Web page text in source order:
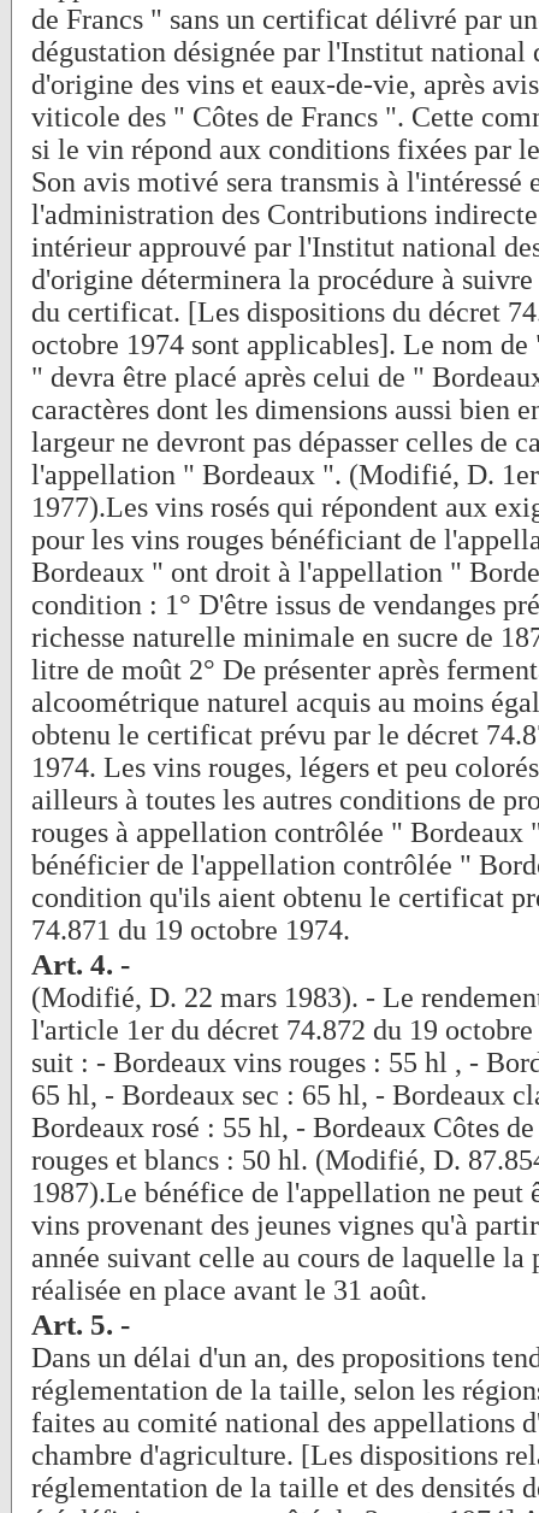
de Francs " sans un certificat délivré par
dégustation désignée par l'Institut national
d'origine des vins et eaux-de-vie, après
viticole des " Côtes de Francs ". Cette
si le vin répond aux conditions fixées par
Son avis motivé sera transmis à l'intéressé
l'administration des Contributions
intérieur approuvé par l'Institut national
d'origine déterminera la procédure à
du certificat. [Les dispositions du décret
octobre 1974 sont applicables]. Le nom de
" devra être placé après celui de "
caractères dont les dimensions aussi bien
largeur ne devront pas dépasser celles de
l'appellation " Bordeaux ". (Modifié, D.
1977).Les vins rosés qui répondent aux
pour les vins rouges bénéficiant de
Bordeaux " ont droit à l'appellation "
condition : 1° D'être issus de vendanges
richesse naturelle minimale en sucre de
litre de moût 2° De présenter après
alcoométrique naturel acquis au moins
obtenu le certificat prévu par le décret
1974. Les vins rouges, légers et peu
ailleurs à toutes les autres conditions de
rouges à appellation contrôlée " Bordeaux
bénéficier de l'appellation contrôlée "
condition qu'ils aient obtenu le certificat
74.871 du 19 octobre 1974.
Art. 4. -
(Modifié, D. 22 mars 1983). - Le
l'article 1er du décret 74.872 du 19
suit : - Bordeaux vins rouges : 55 hl , -
65 hl, - Bordeaux sec : 65 hl, - Bordeaux
Bordeaux rosé : 55 hl, - Bordeaux Côtes
rouges et blancs : 50 hl. (Modifié, D.
1987).Le bénéfice de l'appellation ne peut
vins provenant des jeunes vignes qu'à
année suivant celle au cours de laquelle la
réalisée en place avant le 31 août.
Art. 5. -
Dans un délai d'un an, des propositions
réglementation de la taille, selon les
faites au comité national des appellations
chambre d'agriculture. [Les dispositions
réglementation de la taille et des densités